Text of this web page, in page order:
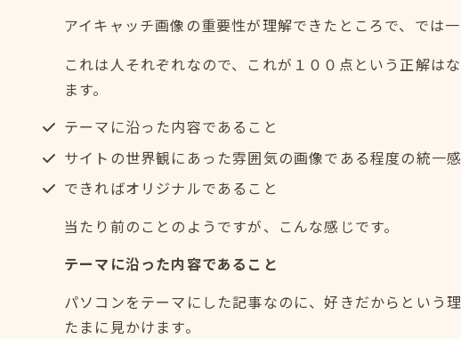
アイキャッチ画像の重要性が理解できたところで、では
これは人それぞれなので、これが１００点という正解は
ます。
テーマに沿った内容であること
サイトの世界観にあった雰囲気の画像である程度の統一
できればオリジナルであること
当たり前のことのようですが、こんな感じです。
テーマに沿った内容であること
パソコンをテーマにした記事なのに、好きだからという
たまに見かけます。